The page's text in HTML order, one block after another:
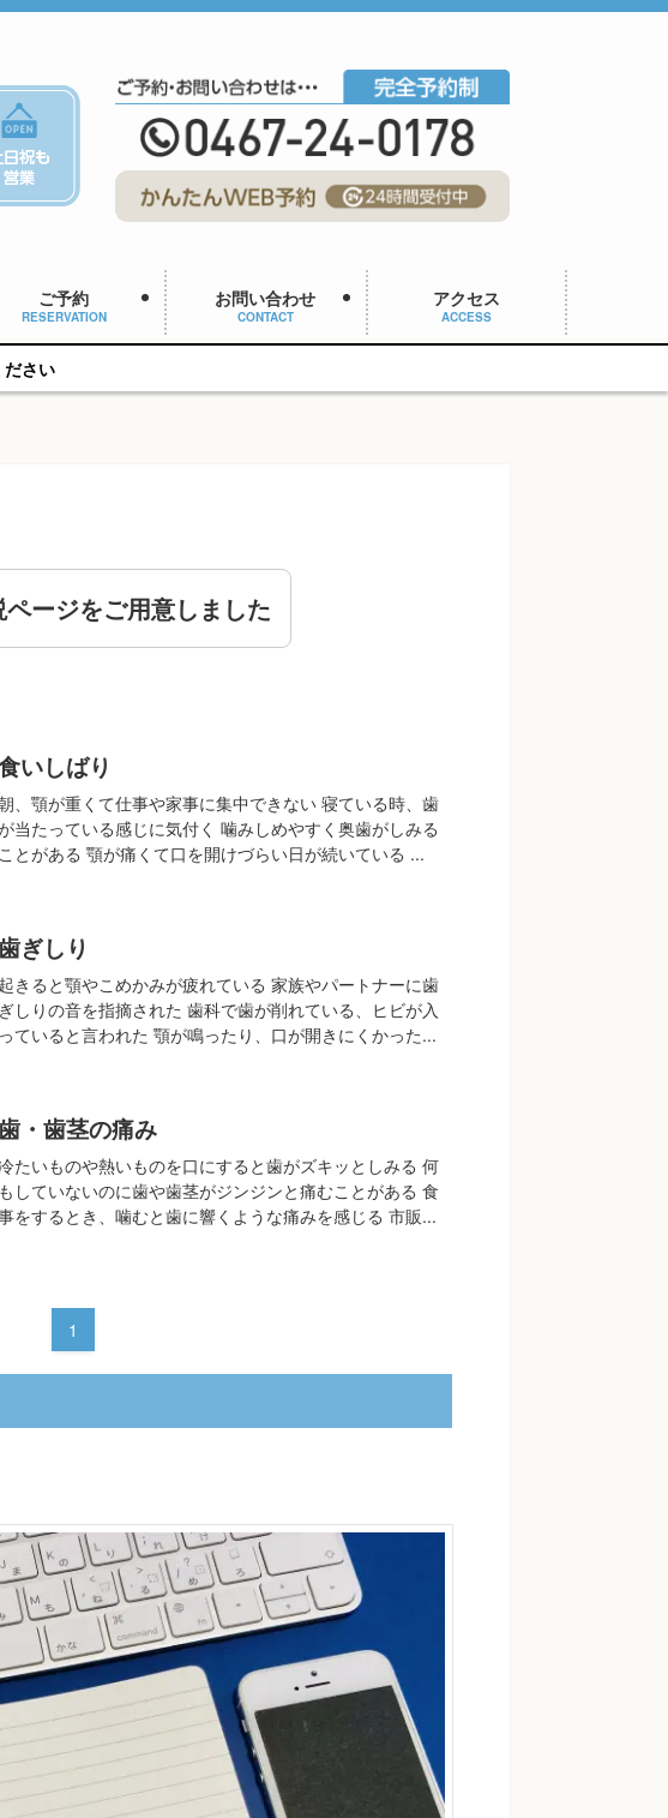
ご予約
RESERVATION
お問い合わせ
CONTACT
アクセス
ACCESS
ださい
ージをご用意しました
いしばり
、顎が重くて仕事や家事に集中できない 寝ている時、歯
当たっている感じに気付く 噛みしめやすく奥歯がしみる
ことがある 顎が痛くて口を開けづらい日が続いている ...
ぎしり
起きると顎やこめかみが疲れている 家族やパートナーに歯
ぎしりの音を指摘された 歯科で歯が削れている、ヒビが入
っていると言われた 顎が鳴ったり、口が開きにくかった...
・歯茎の痛み
たいものや熱いものを口にすると歯がズキッとしみる 何
もしていないのに歯や歯茎がジンジンと痛むことがある 食
をするとき、噛むと歯に響くような痛みを感じる 市販...
1